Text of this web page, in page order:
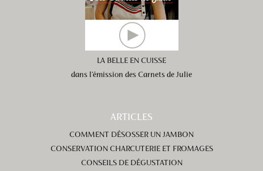
LA BELLE EN CUISSE
dans l’émission des Carnets de Julie
ARTICLES
COMMENT DÉSOSSER UN JAMBON
CONSERVATION CHARCUTERIE ET FROMAGES
CONSEILS DE DÉGUSTATION